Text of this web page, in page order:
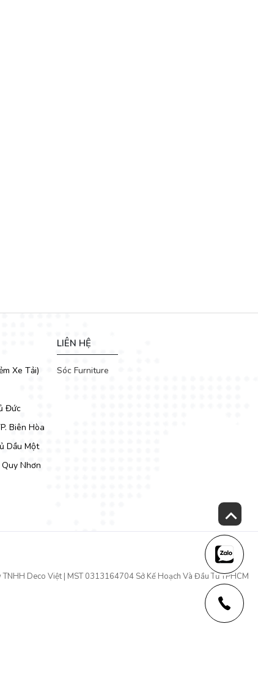
Xe Tải)
Đức
Biên Hòa
Dầu Một
Nhơn
LIÊN HỆ
Sóc Furniture
TNHH Deco Việt | MST 0313164704 Sở Kế Hoạch Và Đầu Tư TPHCM